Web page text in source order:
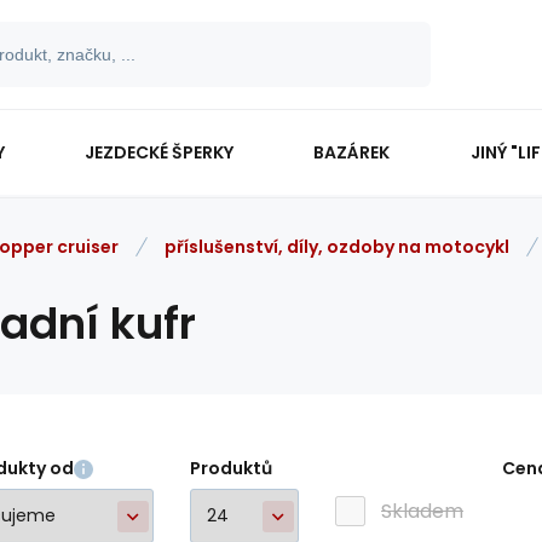
JEZDECKÉ ŠPERKY BAZÁREK JINÝ
cruiser příslušenství, díly, ozdoby na motocykl
kufr
od Produktů
Skladem